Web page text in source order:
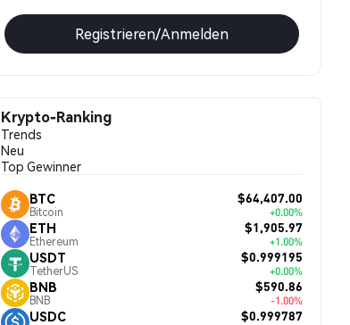
Registrieren/Anmelden
Krypto-Ranking
Trends
Neu
Top Gewinner
BTC
Bitcoin
$64,407.00
+0.00%
ETH
Ethereum
$1,905.97
+1.00%
USDT
TetherUS
$0.999195
+0.00%
BNB
BNB
$590.86
-1.00%
USDC $0.999787